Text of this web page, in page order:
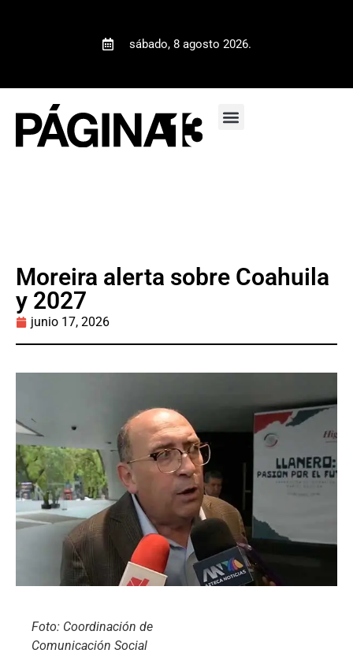
sábado, 8 agosto 2026.
Moreira alerta sobre Coahuila
y 2027
junio 17, 2026
Foto: Coordinación de
Comunicación Social